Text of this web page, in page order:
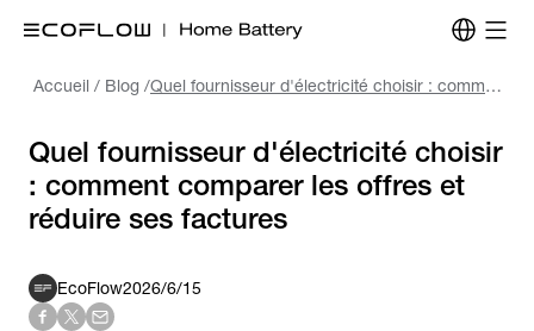
Accueil / Blog / Quel fournisseur d'électricité choisir : comment comparer les offres et réduire ses factures
Quel fournisseur d'électricité choisir
: comment comparer les offres et
réduire ses factures
EcoFlow2026/6/15